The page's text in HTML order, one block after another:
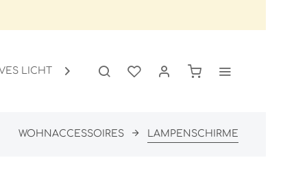
LICHT GARTEN SALE

WOHNACCESSOIRES LAMPENSCHIRME